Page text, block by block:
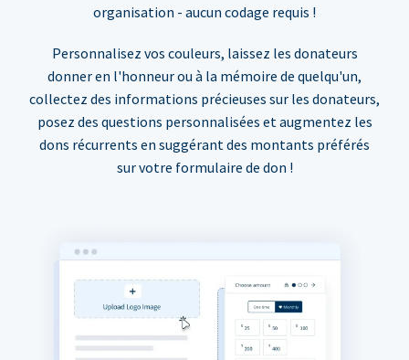
organisation - aucun codage requis !
Personnalisez vos couleurs, laissez les donateurs
donner en l'honneur ou à la mémoire de quelqu'un,
collectez des informations précieuses sur les donateurs,
posez des questions personnalisées et augmentez les
dons récurrents en suggérant des montants préférés
sur votre formulaire de don !